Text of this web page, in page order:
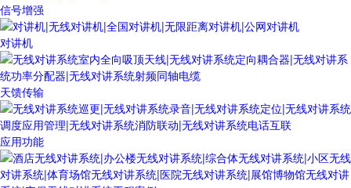
信号增强
对讲机
天馈传输
应用功能